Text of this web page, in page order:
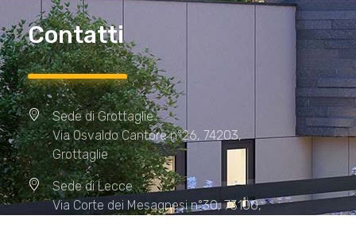
Contatti
Sede di Grottaglie
Via Osvaldo Cantore n°26, 74203,
Grottaglie
Sede di Lecce
Via Corte dei Mesagnesi n°30, 73100,